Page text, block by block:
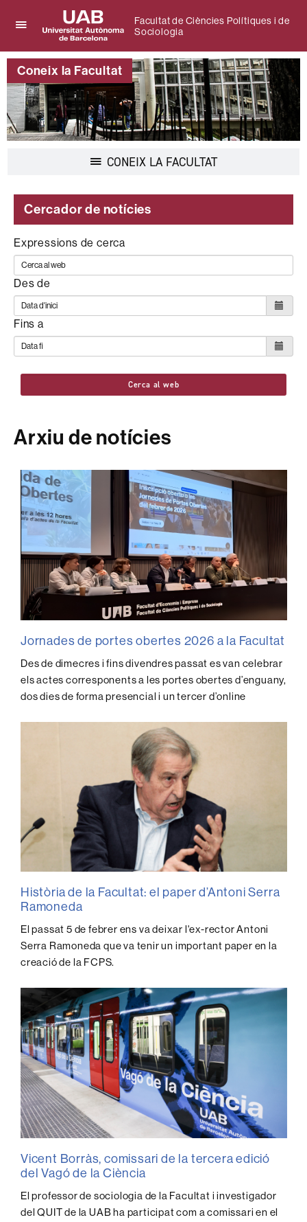
per
desplegar
el
menú
de
Facultat
de
Ciències
Sociologia
Universitat
Autònoma
de
Barcelona
Facultat de Ciències Polítiques i de
Sociologia
Coneix la Facultat
CONEIX LA FACULTATDesplegar
Cercador de notícies
Expressions de cerca
Des de
Fins a
Cerca al web
Arxiu de notícies
Jornades de portes obertes 2026 a la Facultat
Des de dimecres i fins divendres passat es van celebrar
els actes corresponents a les portes obertes d’enguany,
dos dies de forma presencial i un tercer d’online
Història de la Facultat: el paper d’Antoni Serra
Ramoneda
El passat 5 de febrer ens va deixar l'ex-rector Antoni
Serra Ramoneda que va tenir un important paper en la
creació de la FCPS.
Vicent Borràs, comissari de la tercera edició
del Vagó de la Ciència
El professor de sociologia de la Facultat i investigador
del QUIT de la UAB ha participat com a comissari en el